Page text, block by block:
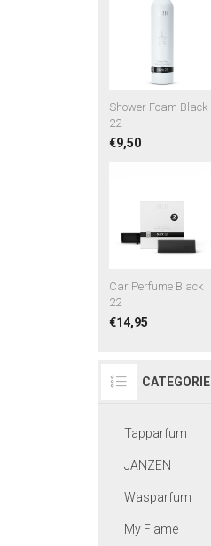
Shower Foam Black
22
€9,50
Car Perfume Black
22
€14,95
CATEGORIE
Tapparfum
JANZEN
Wasparfum
My Flame